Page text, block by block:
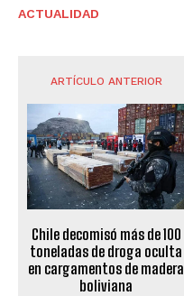
ACTUALIDAD
ARTÍCULO ANTERIOR
Chile decomisó más de 100
toneladas de droga oculta
en cargamentos de madera
boliviana